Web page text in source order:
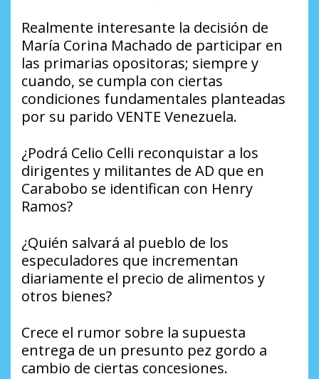
Realmente interesante la decisión de
María Corina Machado de participar en
las primarias opositoras; siempre y
cuando, se cumpla con ciertas
condiciones fundamentales planteadas
por su parido VENTE Venezuela.
¿Podrá Celio Celli reconquistar a los
dirigentes y militantes de AD que en
Carabobo se identifican con Henry
Ramos?
¿Quién salvará al pueblo de los
especuladores que incrementan
diariamente el precio de alimentos y
otros bienes?
Crece el rumor sobre la supuesta
entrega de un presunto pez gordo a
cambio de ciertas concesiones.